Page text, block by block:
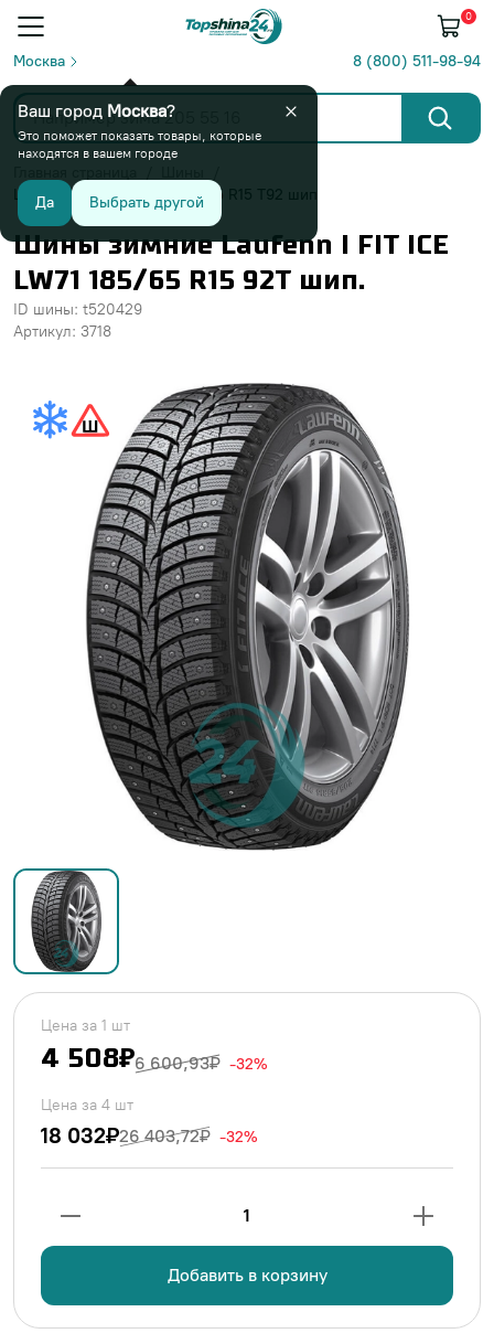
0
Москва 8 (800) 511-98-94
Laufenn I FIT ICE LW71 185/65 R15 T92 шип
Шины зимние Laufenn I FIT ICE
LW71 185/65 R15 92T шип.
ID шины: t520429
Артикул: 3718
Цена за 1 шт
4 508₽6 600,93₽ -32%
Цена за 4 шт
18 032₽26 403,72₽ -32%
1
Добавить в корзину
Ваш город Москва?
Это поможет показать товары, которые
находятся в вашем городе
Да Выбрать другой